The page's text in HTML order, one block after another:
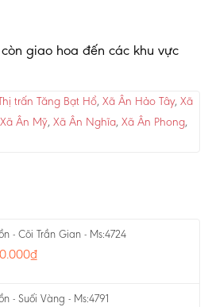
giao hoa đến các khu vực
trấn Tăng Bạt Hổ, Xã Ân Hảo Tây, Xã
Xã Ân Mỹ, Xã Ân Nghĩa, Xã Ân Phong,
- Cõi Trần Gian - Ms:4724
₫
- Suối Vàng - Ms:4791